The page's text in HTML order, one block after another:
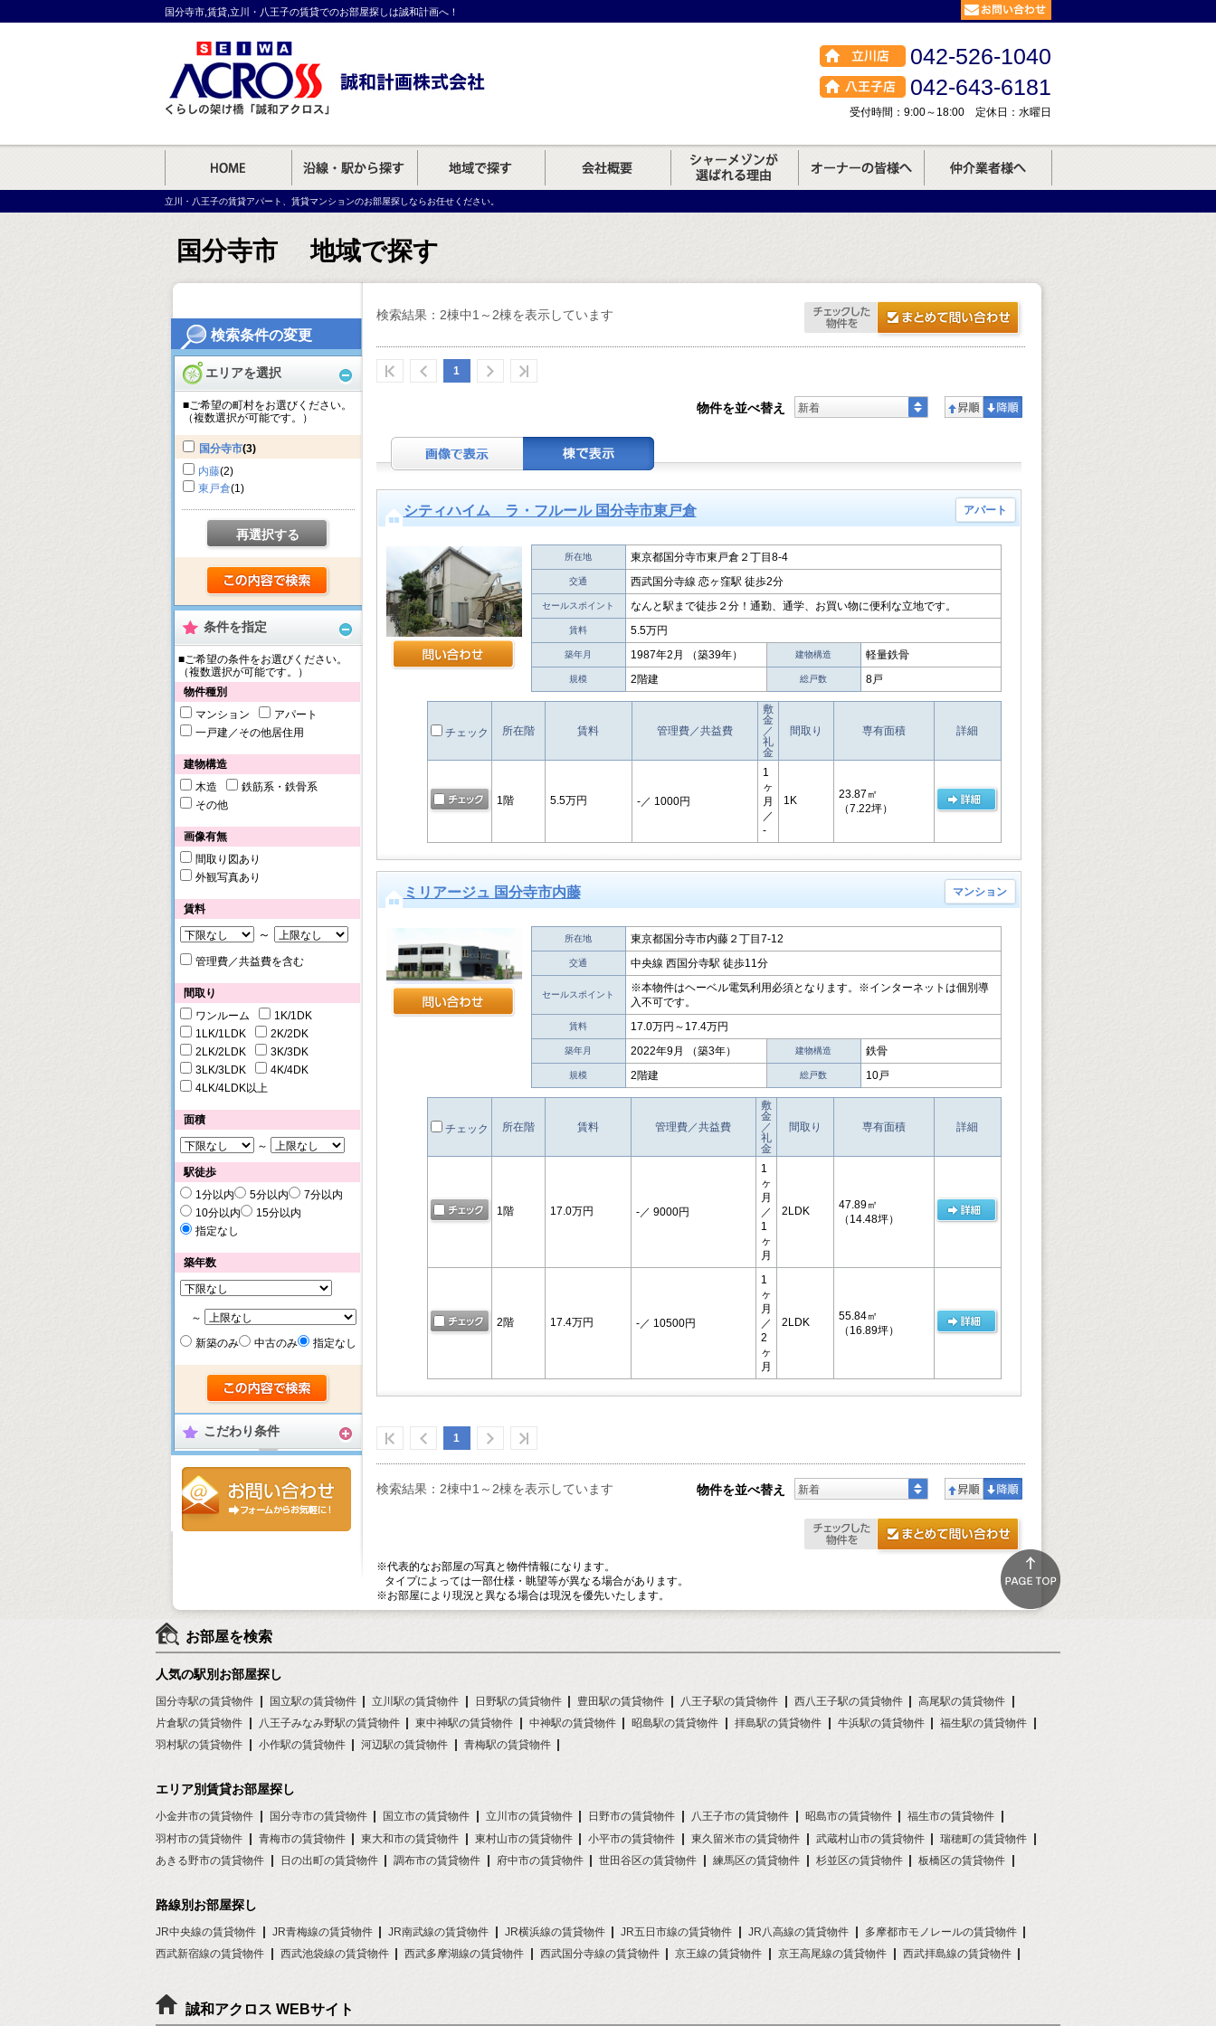
検索条件の変更
エリアを選択
■ご希望の町村をお選びください。
（複数選択が可能です。）
国分寺市(3)
内藤(2)
東戸倉(1)
再選択する
条件を指定
■ご希望の条件をお選びください。
（複数選択が可能です。）
物件種別
マンション
アパート
一戸建／その他居住用
建物構造
木造
鉄筋系・鉄骨系
その他
画像有無
間取り図あり
外観写真あり
賃料
～
管理費／共益費を含む
間取り
ワンルーム
1K/1DK
1LK/1LDK
2K/2DK
2LK/2LDK
3K/3DK
3LK/3LDK
4K/4DK
4LK/4LDK以上
面積
～
駅徒歩
1分以内
5分以内
7分以内
10分以内
15分以内
指定なし
築年数
～
新築のみ
中古のみ 指定なし
こだわり条件
042-526-1040
042-643-6181
受付時間：9:00～18:00 定休日：水曜日
国分寺市,賃貸,立川・八王子の賃貸でのお部屋探しは誠和計画へ！
立川・八王子の賃貸アパート、賃貸マンションのお部屋探しならお任せください。
国分寺市 地域で探す
検索結果：2棟中1～2棟を表示しています
1
物件を並べ替え 新着
シティハイム ラ・フルール 国分寺市東戸倉 アパート
所在地 東京都国分寺市東戸倉２丁目8-4
交通 西武国分寺線 恋ヶ窪駅 徒歩2分
セールスポイント なんと駅まで徒歩２分！通勤、通学、お買い物に便利な立地です。
賃料 5.5万円
築年月 1987年2月 （築39年） 建物構造 軽量鉄骨
規模 2階建 総戸数 8戸
チェック 所在階 賃料 管理費／共益費
敷
金
／
礼
金
間取り 専有面積 詳細
1階 5.5万円 -／ 1000円
1
ヶ
月
／
-
1K
23.87㎡
（7.22坪）
ミリアージュ 国分寺市内藤 マンション
所在地 東京都国分寺市内藤２丁目7-12
交通 中央線 西国分寺駅 徒歩11分
セールスポイント
※本物件はヘーベル電気利用必須となります。※インターネットは個別導
入不可です。
賃料 17.0万円～17.4万円
築年月 2022年9月 （築3年） 建物構造 鉄骨
規模 2階建 総戸数 10戸
チェック 所在階 賃料 管理費／共益費
敷
金
／
礼
金
間取り 専有面積 詳細
1階 17.0万円 -／ 9000円
1
ヶ
月
／
1
ヶ
月
2LDK
47.89㎡
（14.48坪）
2階 17.4万円 -／ 10500円
1
ヶ
月
／
2
ヶ
月
2LDK
55.84㎡
（16.89坪）
物件を並べ替え 新着
1
検索結果：2棟中1～2棟を表示しています
※代表的なお部屋の写真と物件情報になります。
タイプによっては一部仕様・眺望等が異なる場合があります。
※お部屋により現況と異なる場合は現況を優先いたします。
お部屋を検索
人気の駅別お部屋探し
国分寺駅の賃貸物件 国立駅の賃貸物件 立川駅の賃貸物件 日野駅の賃貸物件 豊田駅の賃貸物件 八王子駅の賃貸物件 西八王子駅の賃貸物件
高尾駅の賃貸物件
片倉駅の賃貸物件
八王子みなみ野駅の賃貸物件 東中神駅の賃貸物件 中神駅の賃貸物件 昭島駅の賃貸物件 拝島駅の賃貸物件 牛浜駅の賃貸物件
福生駅の賃貸物件
羽村駅の賃貸物件
小作駅の賃貸物件 河辺駅の賃貸物件 青梅駅の賃貸物件
エリア別賃貸お部屋探し
小金井市の賃貸物件 国分寺市の賃貸物件 国立市の賃貸物件 立川市の賃貸物件 日野市の賃貸物件 八王子市の賃貸物件 昭島市の賃貸物件
福生市の賃貸物件
羽村市の賃貸物件
青梅市の賃貸物件 東大和市の賃貸物件 東村山市の賃貸物件 小平市の賃貸物件 東久留米市の賃貸物件 武蔵村山市の賃貸物件
瑞穂町の賃貸物件
あきる野市の賃貸物件
日の出町の賃貸物件 調布市の賃貸物件 府中市の賃貸物件 世田谷区の賃貸物件 練馬区の賃貸物件 杉並区の賃貸物件 板橋区の賃貸物件
路線別お部屋探し
JR中央線の賃貸物件 JR青梅線の賃貸物件 JR南武線の賃貸物件 JR横浜線の賃貸物件 JR五日市線の賃貸物件 JR八高線の賃貸物件
多摩都市モノレールの賃貸物件
西武新宿線の賃貸物件
西武池袋線の賃貸物件 西武多摩湖線の賃貸物件 西武国分寺線の賃貸物件 京王線の賃貸物件 京王高尾線の賃貸物件 西武拝島線の賃貸物件
誠和アクロス WEBサイト